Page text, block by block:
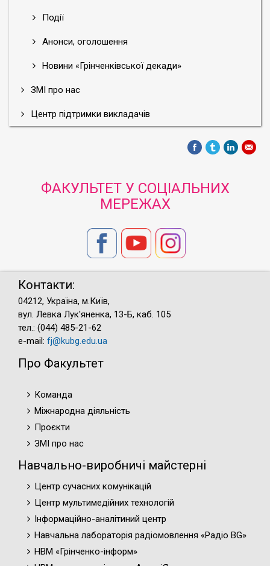
Події
Анонси, оголошення
Новини «Грінченківської декади»
ЗМІ про нас
Центр підтримки викладачів
ФАКУЛЬТЕТ У СОЦІАЛЬНИХ
МЕРЕЖАХ
Контакти:
04212, Україна, м.Київ,
вул. Левка Лук'яненка, 13-Б, каб. 105
тел.: (044) 485-21-62
e-mail: fj@kubg.edu.ua
Про Факультет
Команда
Міжнародна діяльність
Проєкти
ЗМІ про нас
Навчально-виробничі майстерні
Центр сучасних комунікацій
Центр мультимедійних технологій
Інформаційно-аналітиний центр
Навчальна лабораторія радіомовлення «Радіо BG»
НВМ «Грінченко-інформ»